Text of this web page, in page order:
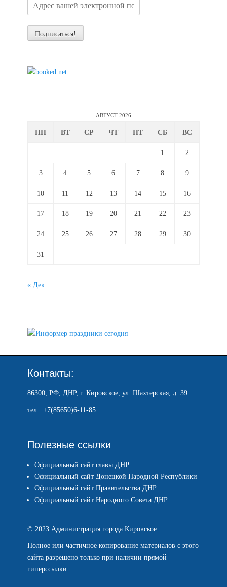
АВГУСТ 2026
ПН ВТ СР ЧТ ПТ СБ ВС
1 2
3 4 5 6 7 8 9
10 11 12 13 14 15 16
17 18 19 20 21 22 23
24 25 26 27 28 29 30
31
« Дек
Контакты:
86300, РФ, ДНР, г. Кировское, ул. Шахтерская, д. 39
тел.: +7(85650)6-11-85
Полезные ссылки
Официальный сайт главы ДНР
Официальный сайт Донецкой Народной Республики
Официальный сайт Правительства ДНР
Официальный сайт Народного Совета ДНР
© 2023 Администрация города Кировское.
Полное или частичное копирование материалов с этого
сайта разрешено только при наличии прямой
гиперссылки.